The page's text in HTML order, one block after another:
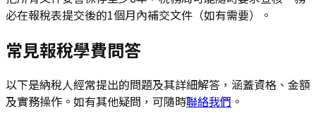
必在報稅表提交後的1個月內補交文件（如有需要）。
常見報稅學費問答
以下是納稅人經常提出的問題及其詳細解答，涵蓋資格、金額
及實務操作。如有其他疑問，可隨時聯絡我們 。